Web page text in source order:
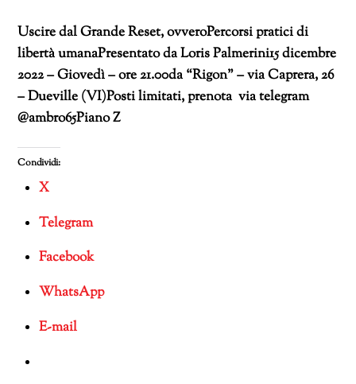
Uscire dal Grande Reset, ovveroPercorsi pratici di
libertà umanaPresentato da Loris Palmerini15 dicembre
2022 – Giovedì – ore 21.00da “Rigon” – via Caprera, 26
– Dueville (VI)Posti limitati, prenota via telegram
@ambro65Piano Z
Condividi:
X
Telegram
Facebook
WhatsApp
E-mail